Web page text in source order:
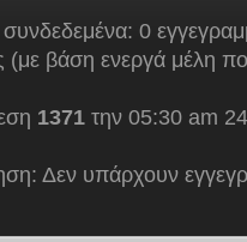
0
βάση ενεργά μέλη
1371την 05:30 am
Δεν υπάρχουν